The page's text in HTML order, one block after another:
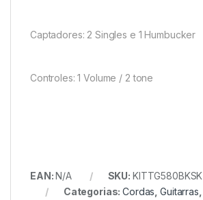
Captadores: 2 Singles e 1 Humbucker
Controles: 1 Volume / 2 tone
EAN:N/A SKU: KITTG580BKSK
Categorias:Cordas ,Guitarras